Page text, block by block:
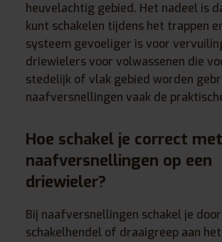
heuvelachtig gebied. Het nadeel is
kunt schakelen tijdens het trappen
systeem gevoeliger is voor
driewielers voor volwassenen die
stedelijk of vlak gebied worden
naafversnellingen vaak de
Hoe schakel je correct met
naafversnellingen op een
driewieler?
Bij naafversnellingen schakel je
schakelhendel of draaigreep aan